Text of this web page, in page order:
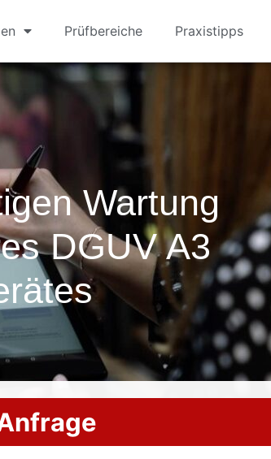
Prüfbereiche Praxistipps
Wartung
DGUV A3